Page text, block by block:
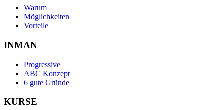
Warum
Möglichkeiten
Vorteile
INMAN
Progressive
ABC Konzept
6 gute Gründe
KURSE